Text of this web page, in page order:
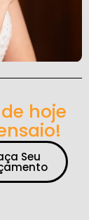
hoje
Seu